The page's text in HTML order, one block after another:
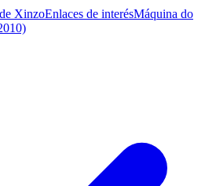
XinzoEnlaces de interésMáquina do